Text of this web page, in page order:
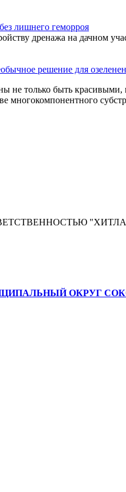
лишнего геморроя
дренажа на дачном
решение для
не только быть
многокомпонентного
ОКРУГ